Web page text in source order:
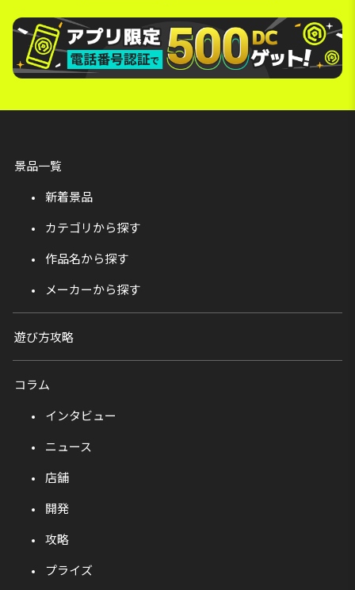
景品一覧
新着景品
カテゴリから探す
作品名から探す
メーカーから探す
遊び方攻略
コラム
インタビュー
ニュース
店舗
開発
攻略
プライズ